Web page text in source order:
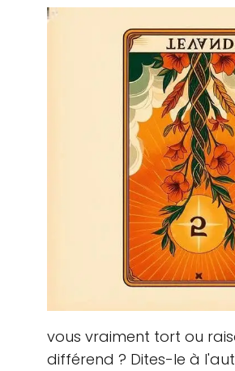
vous vraiment tort ou
différend ? Dites-le à